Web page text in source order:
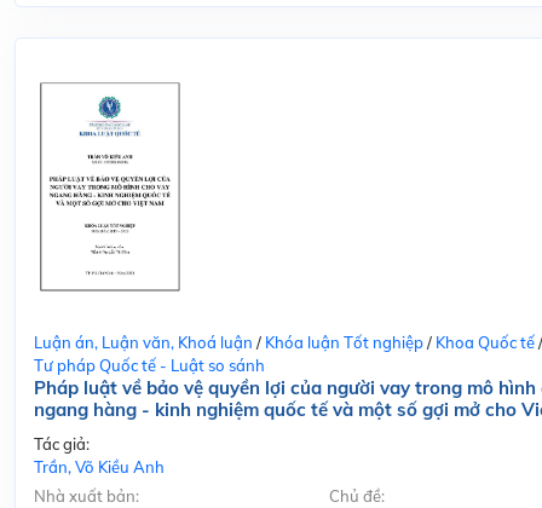
Luận án, Luận văn, Khoá luận / Khóa luận Tốt nghiệp/ Khoa Quốc tế/
Tư pháp Quốc tế - Luật so sánh
Pháp luật về bảo vệ quyền lợi của người vay trong mô hình
ngang hàng - kinh nghiệm quốc tế và một số gợi mở cho
Tác giả:
Trần, Võ Kiều Anh
Nhà xuất bản:
Chủ đề: